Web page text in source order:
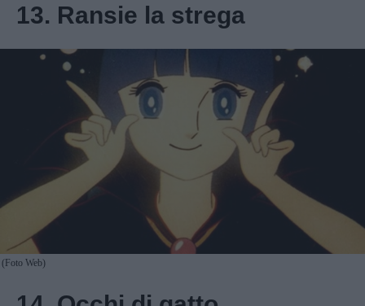
13. Ransie la strega
(Foto Web)